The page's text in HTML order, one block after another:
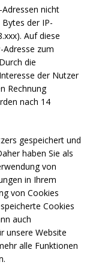
nicht
der IP-
Auf diese
Adresse zum
die
der Nutzer
Rechnung
nach 14
gespeichert und
haben Sie als
von
in Ihrem
von Cookies
Cookies
auch
unsere Website
alle Funktionen